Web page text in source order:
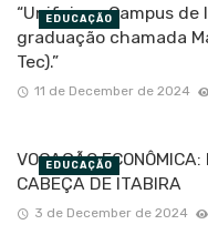
“Unifei, no Campus
graduação chamada
Tec).”
11 de December de 2024
EDUCAÇÃO
VOCAÇÃO
CABEÇA DE ITABIRA
3 de December de 2024
EDUCAÇÃO